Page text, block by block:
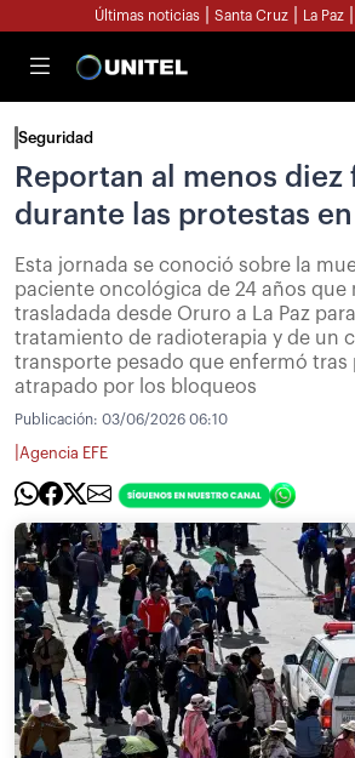
Últimas noticias Santa Cruz La Paz
Seguridad
Reportan al menos
durante las protestas
Esta jornada se conoció sobre la
paciente oncológica de 24 años que
trasladada desde Oruro a La Paz
tratamiento de radioterapia y de un
transporte pesado que enfermó tras
atrapado por los bloqueos
Publicación: 03/06/2026 06:10
Agencia EFE